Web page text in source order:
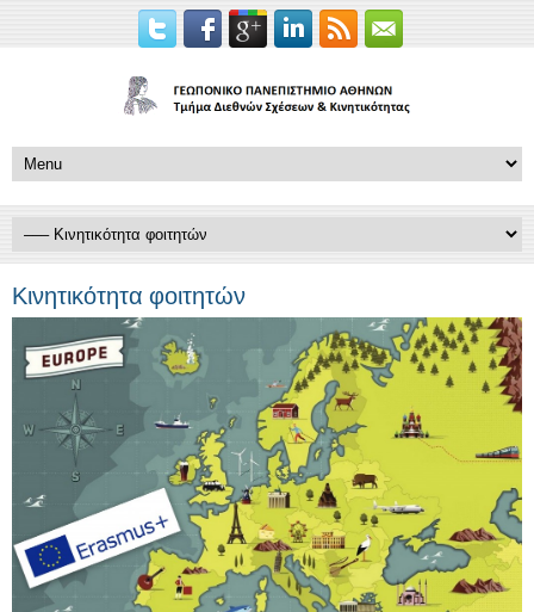
Κινητικότητα φοιτητών